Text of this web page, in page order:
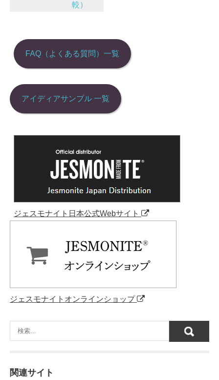
ン
較）
FAQ（よくある質問）一覧
アイディアサンプル 一覧
ジェスモナイト日本公式Webサイト
ジェスモナイトオンラインショップ
関連サイト